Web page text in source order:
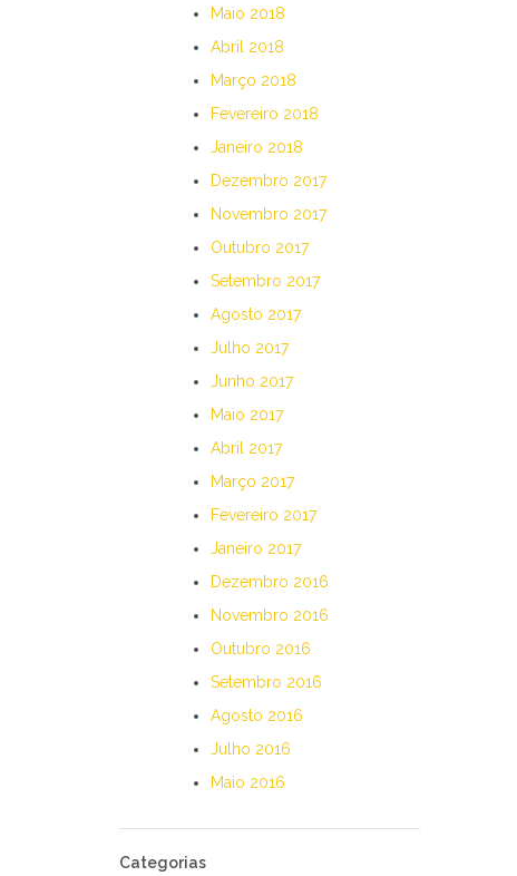
Maio 2018
Abril 2018
Março 2018
Fevereiro 2018
Janeiro 2018
Dezembro 2017
Novembro 2017
Outubro 2017
Setembro 2017
Agosto 2017
Julho 2017
Junho 2017
Maio 2017
Abril 2017
Março 2017
Fevereiro 2017
Janeiro 2017
Dezembro 2016
Novembro 2016
Outubro 2016
Setembro 2016
Agosto 2016
Julho 2016
Maio 2016
Categorias